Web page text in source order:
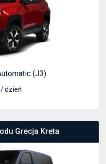
(J3)
/ dzień
Grecja Kreta